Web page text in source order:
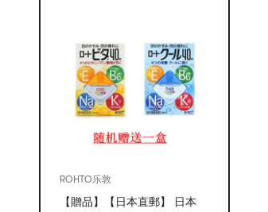
ROHTO乐敦
【贈品】【日本直郵】 日本